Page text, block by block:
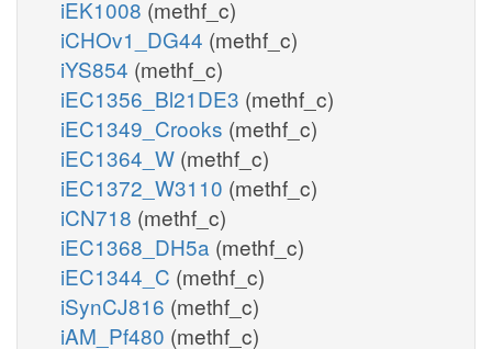
iEK1008 (methf_c)
iCHOv1_DG44 (methf_c)
iYS854 (methf_c)
iEC1356_Bl21DE3 (methf_c)
iEC1349_Crooks (methf_c)
iEC1364_W (methf_c)
iEC1372_W3110 (methf_c)
iCN718 (methf_c)
iEC1368_DH5a (methf_c)
iEC1344_C (methf_c)
iSynCJ816 (methf_c)
iAM_Pf480 (methf_c)